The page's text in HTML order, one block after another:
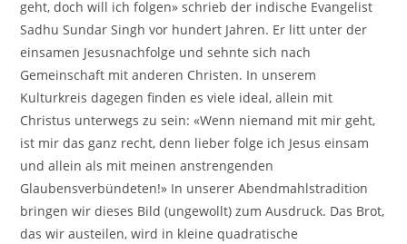
geht, doch will ich folgen» schrieb der indische Evangelist
Sadhu Sundar Singh vor hundert Jahren. Er litt unter der
einsamen Jesusnachfolge und sehnte sich nach
Gemeinschaft mit anderen Christen. In unserem
Kulturkreis dagegen finden es viele ideal, allein mit
Christus unterwegs zu sein: «Wenn niemand mit mir geht,
ist mir das ganz recht, denn lieber folge ich Jesus einsam
und allein als mit meinen anstrengenden
Glaubensverbündeten!» In unserer Abendmahlstradition
bringen wir dieses Bild (ungewollt) zum Ausdruck. Das Brot,
das wir austeilen, wird in kleine quadratische